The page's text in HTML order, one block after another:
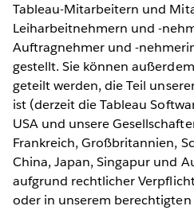
Tableau-Mitarbeitern und
Leiharbeitnehmern und -
Auftragnehmer und -
gestellt. Sie können
geteilt werden, die Teil
ist (derzeit die Tableau
USA und unsere
Frankreich, Großbritannien,
China, Japan, Singapur und
aufgrund rechtlicher
oder in unserem